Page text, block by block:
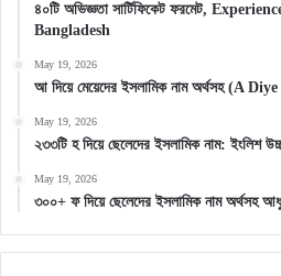
৪০টি অভিজ্ঞতা সার্টিফিকেট ফরমেট,
Bangladesh
May 19, 2026
আ দিয়ে মেয়েদের ইসলামিক নাম অর্থসহ (A
May 19, 2026
২৩৩টি হ দিয়ে ছেলেদের ইসলামিক নাম: ইংলিশ
May 19, 2026
৩০০+ ফ দিয়ে ছেলেদের ইসলামিক নাম অর্থসহ